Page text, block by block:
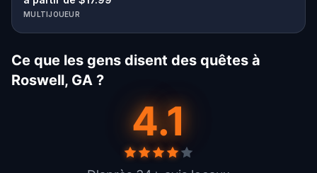
MULTIJOUEUR
Ce que les gens disent des quêtes à
Roswell, GA ?
4.1